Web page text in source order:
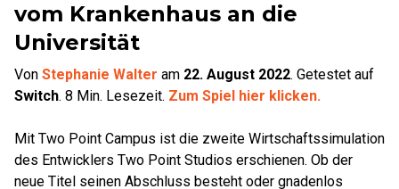
vom Krankenhaus an die
Universität
Von Stephanie Walter am 22. August 2022. Getestet auf
Switch. 8 Min. Lesezeit. Zum Spiel hier klicken.
Mit Two Point Campus ist die zweite Wirtschaftssimulation
des Entwicklers Two Point Studios erschienen. Ob der
neue Titel seinen Abschluss besteht oder gnadenlos